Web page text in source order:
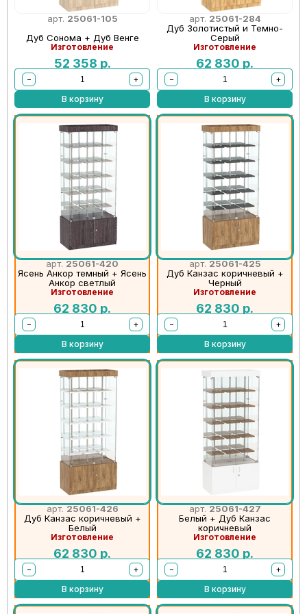
арт. 25061-105
Дуб Сонома + Дуб Венге
Изготовление
52 358 р.
−
+
В корзину
арт. 25061-284
Дуб Золотистый и Темно-
Серый
Изготовление
62 830 р.
−
+
В корзину
арт.25061-420
Ясень Анкор темный + Ясень
Анкор светлый
Изготовление
62 830 р.
−
+
В корзину
арт.25061-425
Дуб Канзас коричневый +
Черный
Изготовление
62 830 р.
−
+
В корзину
арт.25061-426
Дуб Канзас коричневый +
Белый
Изготовление
62 830 р.
−
+
В корзину
арт.25061-427
Белый + Дуб Канзас
коричневый
Изготовление
62 830 р.
−
+
В корзину